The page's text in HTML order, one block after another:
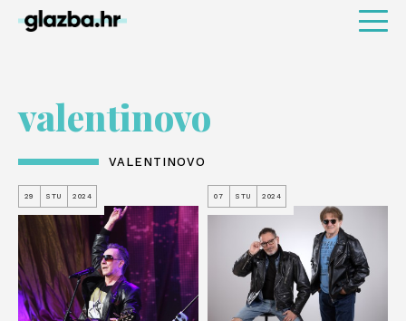
valentinovo
VALENTINOVO
29 STU 2024 07 STU 2024